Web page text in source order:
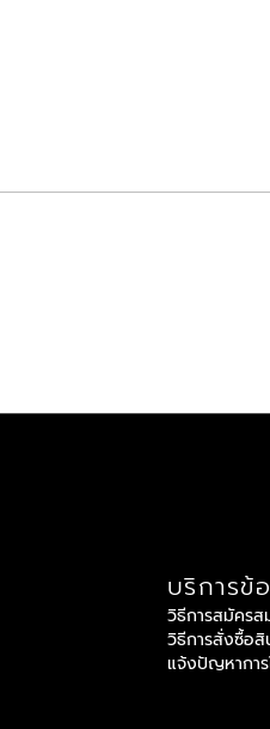
บริการข้
วิธีการสมัครส
วิธีการสั่งซื้อสิ
แจ้งปัญหาการ